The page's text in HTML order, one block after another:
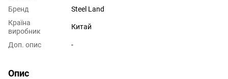
Бренд
Steel Land
Країна
виробник
Китай
Доп. опис -
Опис